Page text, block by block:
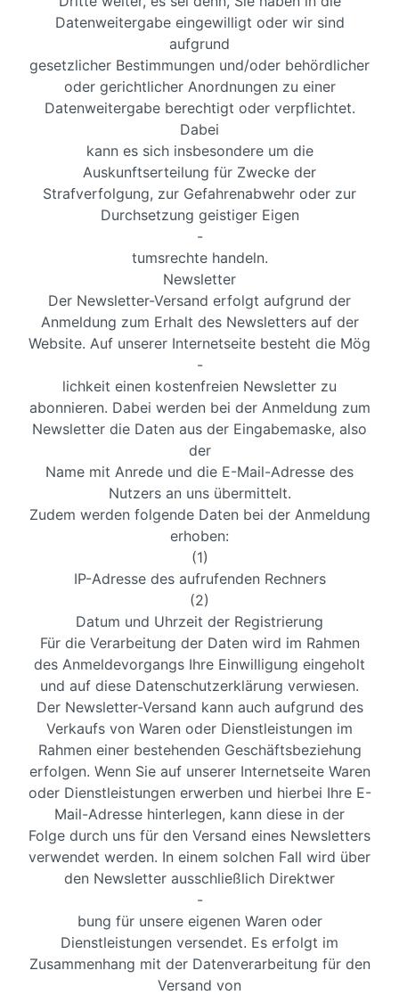
Datenweitergabe eingewilligt oder wir sind
aufgrund
gesetzlicher Bestimmungen und/oder behördlicher
oder gerichtlicher Anordnungen zu einer
Datenweitergabe berechtigt oder verpflichtet.
Dabei
kann es sich insbesondere um die
Auskunftserteilung für Zwecke der
Strafverfolgung, zur Gefahrenabwehr oder zur
Durchsetzung geistiger Eigen
-
tumsrechte handeln.
Newsletter
Der Newsletter-Versand erfolgt aufgrund der
Anmeldung zum Erhalt des Newsletters auf der
Website. Auf unserer Internetseite besteht die Mög
-
lichkeit einen kostenfreien Newsletter zu
abonnieren. Dabei werden bei der Anmeldung zum
Newsletter die Daten aus der Eingabemaske, also
der
Name mit Anrede und die E-Mail-Adresse des
Nutzers an uns übermittelt.
Zudem werden folgende Daten bei der Anmeldung
erhoben:
(1)
IP-Adresse des aufrufenden Rechners
(2)
Datum und Uhrzeit der Registrierung
Für die Verarbeitung der Daten wird im Rahmen
des Anmeldevorgangs Ihre Einwilligung eingeholt
und auf diese Datenschutzerklärung verwiesen.
Der Newsletter-Versand kann auch aufgrund des
Verkaufs von Waren oder Dienstleistungen im
Rahmen einer bestehenden Geschäftsbeziehung
erfolgen. Wenn Sie auf unserer Internetseite Waren
oder Dienstleistungen erwerben und hierbei Ihre E-
Mail-Adresse hinterlegen, kann diese in der
Folge durch uns für den Versand eines Newsletters
verwendet werden. In einem solchen Fall wird über
den Newsletter ausschließlich Direktwer
-
bung für unsere eigenen Waren oder
Dienstleistungen versendet. Es erfolgt im
Zusammenhang mit der Datenverarbeitung für den
Versand von